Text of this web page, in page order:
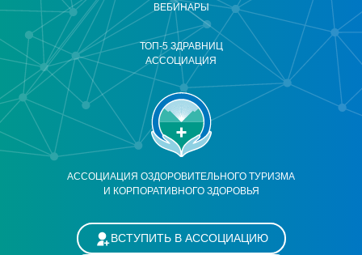
АССОЦИАЦИЯ ОЗДОРОВИТЕЛЬНОГО ТУРИЗМА
И КОРПОРАТИВНОГО ЗДОРОВЬЯ
ВЕБИНАРЫ
ТОП-5 ЗДРАВНИЦ
АССОЦИАЦИЯ
ВСТУПИТЬ В АССОЦИАЦИЮ